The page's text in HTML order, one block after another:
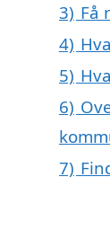
3) Få
4)
5)
6)
7)